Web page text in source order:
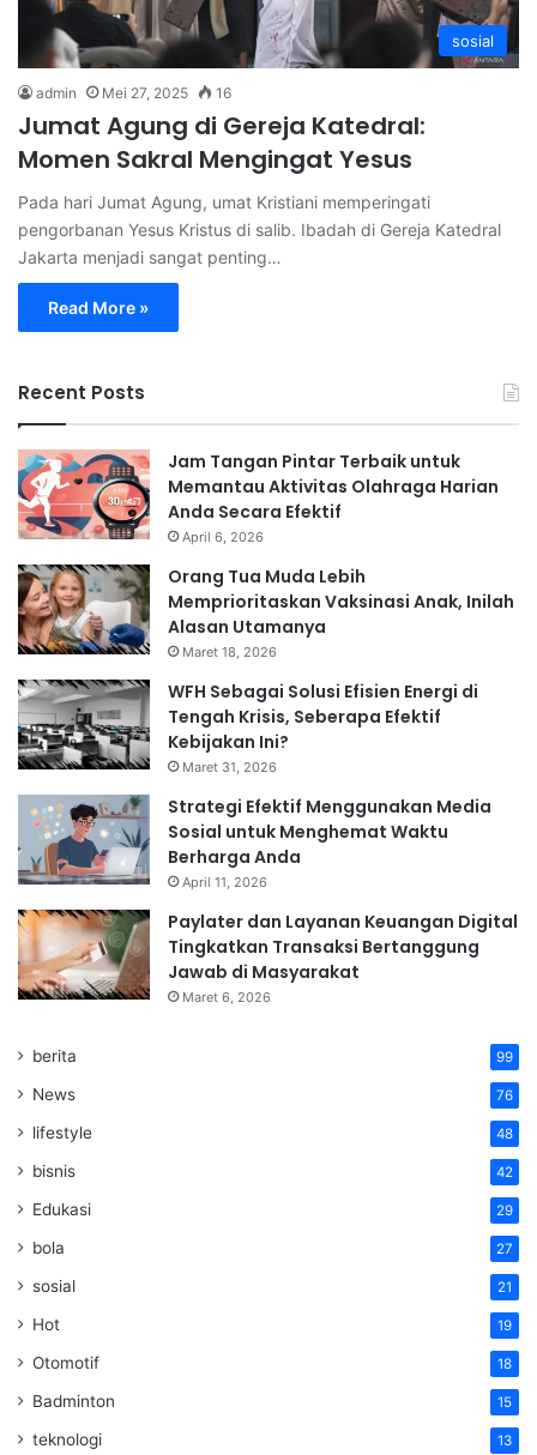
sosial
admin Mei 27, 2025 16
Jumat Agung di Gereja Katedral:
Momen Sakral Mengingat Yesus
Pada hari Jumat Agung, umat Kristiani memperingati
pengorbanan Yesus Kristus di salib. Ibadah di Gereja Katedral
Jakarta menjadi sangat penting…
Read More »
Recent Posts
Jam Tangan Pintar Terbaik untuk
Memantau Aktivitas Olahraga Harian
Anda Secara Efektif
April 6, 2026
Orang Tua Muda Lebih
Memprioritaskan Vaksinasi Anak, Inilah
Alasan Utamanya
Maret 18, 2026
WFH Sebagai Solusi Efisien Energi di
Tengah Krisis, Seberapa Efektif
Kebijakan Ini?
Maret 31, 2026
Strategi Efektif Menggunakan Media
Sosial untuk Menghemat Waktu
Berharga Anda
April 11, 2026
Paylater dan Layanan Keuangan Digital
Tingkatkan Transaksi Bertanggung
Jawab di Masyarakat
Maret 6, 2026
berita 99
News 76
lifestyle 48
bisnis 42
Edukasi 29
bola 27
sosial 21
Hot 19
Otomotif 18
Badminton 15
teknologi 13